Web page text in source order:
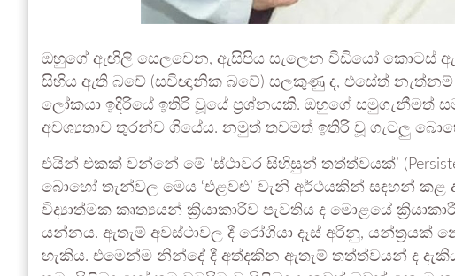
ඔහුගේ ඇඟිලි සෙලවෙන, ඇසිපිය සැලෙන වීඩියෝ කොටස්
සිහිය ඇති බවේ (සවිඥානික බවේ) සලකුණු ද, එසේත් නැත්නම්
ලෝකයා ඉදිරියේ ඉතිරි වූයේ ප්‍රශ්නයකි. ඔහුගේ සමුගැනීමත්
අවශ්‍යතාව තුරන්ව ගියේය. නමුත් තවමත් ඉතිරි වූ ගැටලු
එයින් එකක් වන්නේ මේ ‘ස්ථාවර සිහිසුන් තත්ත්වයක්’
බොහෝ තැන්වල මෙය ‘එළවළු’ වැනි අර්ථයකින් සඳහන්
විද්‍යාත්මක කෘත්‍යයන් ක්‍රියාකාරීව පැවතිය ද මොළයේ
යන්නය. ඇතැම් අවස්ථාවල දී රෝගියා දෑස් අරිනු,
හැකිය. එමෙන්ම නින්දේ දී අත්දකින ඇතැම් තත්ත්වයන් ද